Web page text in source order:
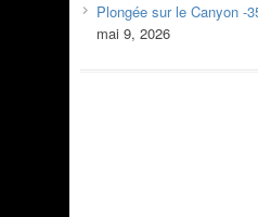
Plongée sur le Canyon -
mai 9, 2026